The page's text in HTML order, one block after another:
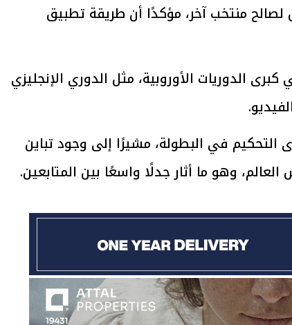
منتخب آخر، مؤكدًا أن طريقة تطبيق
الدوريات الأوروبية، مثل الدوري الإنجليزي
التحكيم في البطولة، مشيرًا إلى وجود تباين
وهو ما أثار جدلًا واسعًا بين المتابعين.
الخاصة
بطرح وحدات
افتتاح «إيجبس 2026» بحضور دولي